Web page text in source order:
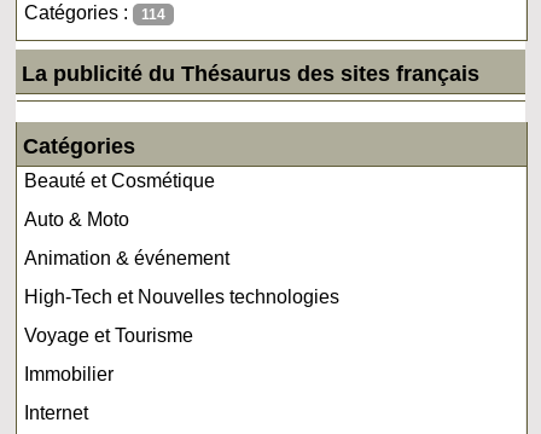
Catégories : 114
La publicité du Thésaurus des sites français
Catégories
Beauté et Cosmétique
Auto & Moto
Animation & événement
High-Tech et Nouvelles technologies
Voyage et Tourisme
Immobilier
Internet